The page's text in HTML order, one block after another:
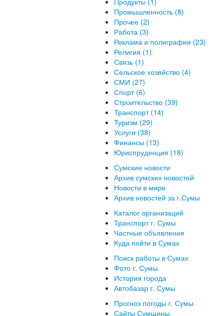
Промышленность (8)
Прочее (2)
Работа (3)
Реклама и полиграфия (23)
Религия (1)
Связь (1)
Сельское хозяйство (4)
СМИ (27)
Спорт (6)
Строительство (39)
Транспорт (14)
Туризм (29)
Услуги (38)
Финансы (13)
Юриспруденция (18)
Сумские новости
Архив сумских новостей
Новости в мире
Архив новостей за г.Сумы
Каталог организаций
Транспорт г. Сумы
Частные объявления
Куда пойти в Сумах
Поиск работы в Сумах
Фото г. Сумы
История города
Автобазар г. Сумы
Прогноз погоды г. Сумы
Сайты Сумщины